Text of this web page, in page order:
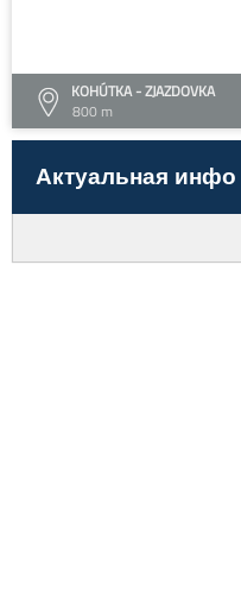
KOHÚTKA - ZJAZDOVKA
800 m
Актуальная инфо